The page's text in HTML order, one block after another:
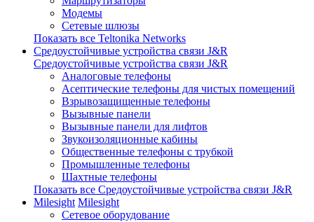
Модемы
Сетевые шлюзы
Показать все Teltonika Networks
Средоустойчивые устройства связи J&R
Средоустойчивые устройства связи J&R
Аналоговые телефоны
Асептические телефоны для чистых помещений
Взрывозащищенные телефоны
Вызывные панели
Вызывные панели для лифтов
Звукоизоляционные кабины
Общественные телефоны с трубкой
Промышленные телефоны
Шахтные телефоны
Показать все Средоустойчивые устройства связи J&R
Milesight Milesight
Сетевое оборудование